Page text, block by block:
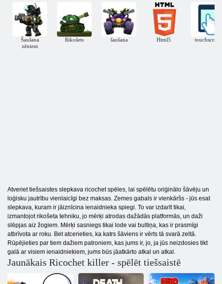
Šaušana
zēniem
Rikošets šaušana Html5 touchscreen
Atveriet tiešsaistes slepkava ricochet spēles, lai spēlētu oriģinālo šāvēju un
loģisku jautrību vienlaicīgi bez maksas. Zemes gabals ir vienkāršs - jūs esat
slepkava, kuram ir jāiznīcina ienaidnieka spiegi. To var izdarīt tikai,
izmantojot rikošeta tehniku, jo mērķi atrodas dažādās platformās, un daži
slēpjas aiz žogiem. Mērķi sasniegs tikai lode vai bultiņa, kas ir prasmīgi
atbrīvota ar roku. Bet atcerieties, ka katrs šāviens ir vērts tā svarā zeltā.
Rūpējieties par tiem dažiem patroniem, kas jums ir, jo, ja jūs neizdosies tikt
galā ar visiem ienaidniekiem, jums būs jāatkārto atkal un atkal.
Jaunākais Ricochet killer - spēlēt tiešsaistē